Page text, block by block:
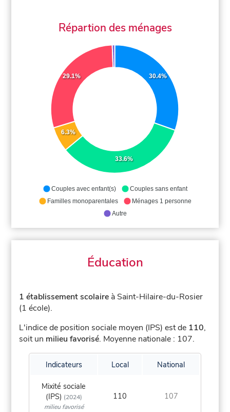
Répartion des ménages
30.4%
33.6%
6.3%
29.1%
Couples avec enfant(s)
Couples sans enfant
Familles monoparentales
Ménages 1 personne
Autre
Éducation
1 établissement scolaire à Saint-Hilaire-du-Rosier
(1 école).
L'indice de position sociale moyen (IPS) est de 110,
soit un milieu favorisé. Moyenne nationale : 107.
Indicateurs Local National
Mixité sociale
(IPS) (2024)
milieu favorisé
110 107